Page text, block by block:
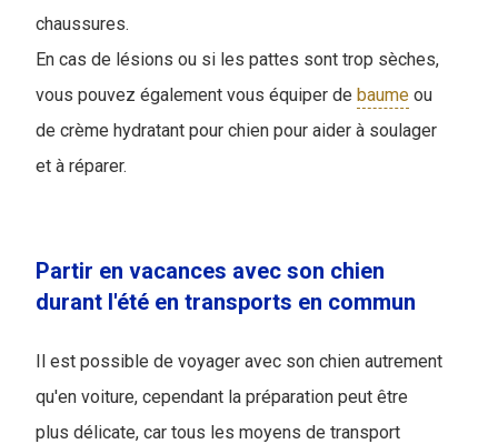
chaussures.
En cas de lésions ou si les pattes sont trop sèches,
vous pouvez également vous équiper de baume ou
de crème hydratant pour chien pour aider à soulager
et à réparer.
Partir en vacances avec son chien
durant l'été en transports en commun
Il est possible de voyager avec son chien autrement
qu'en voiture, cependant la préparation peut être
plus délicate, car tous les moyens de transport